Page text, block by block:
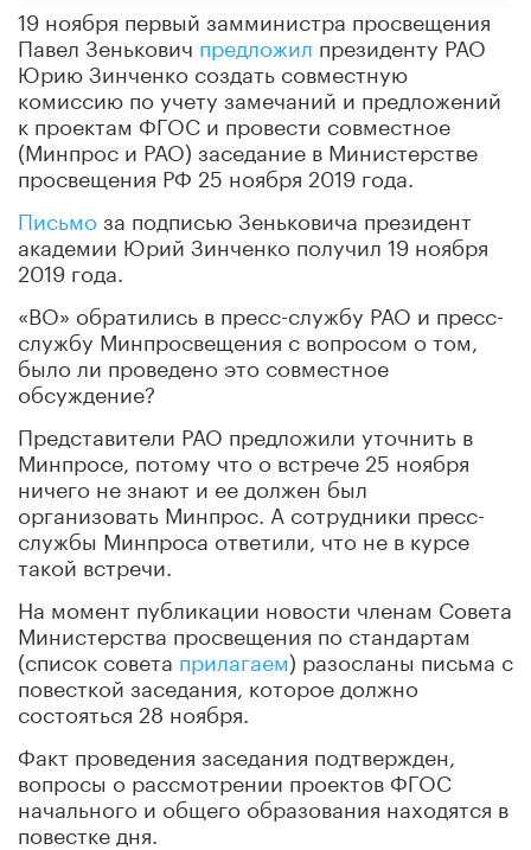
19 ноября первый замминистра просвещения
Павел Зенькович предложил президенту РАО
Юрию Зинченко создать совместную
комиссию по учету замечаний и предложений
к проектам ФГОС и провести совместное
(Минпрос и РАО) заседание в Министерстве
просвещения РФ 25 ноября 2019 года.
Письмоза подписью Зеньковича президент
академии Юрий Зинченко получил 19 ноября
2019 года.
«ВО» обратились в пресс-службу РАО и пресс-
службу Минпросвещения с вопросом о том,
было ли проведено это совместное
обсуждение?
Представители РАО предложили уточнить в
Минпросе, потому что о встрече 25 ноября
ничего не знают и ее должен был
организовать Минпрос. А сотрудники пресс-
службы Минпроса ответили, что не в курсе
такой встречи.
На момент публикации новости членам Совета
Министерства просвещения по стандартам
(список совета прилагаем) разосланы письма с
повесткой заседания, которое должно
состояться 28 ноября.
Факт проведения заседания подтвержден,
вопросы о рассмотрении проектов ФГОС
начального и общего образования находятся в
повестке дня.